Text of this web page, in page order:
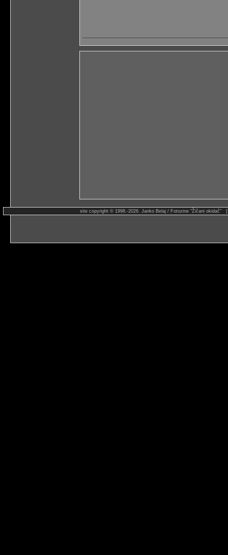
site copyright © 1998.-2026. Janko Belaj / Fotozine "Žičani okidač"